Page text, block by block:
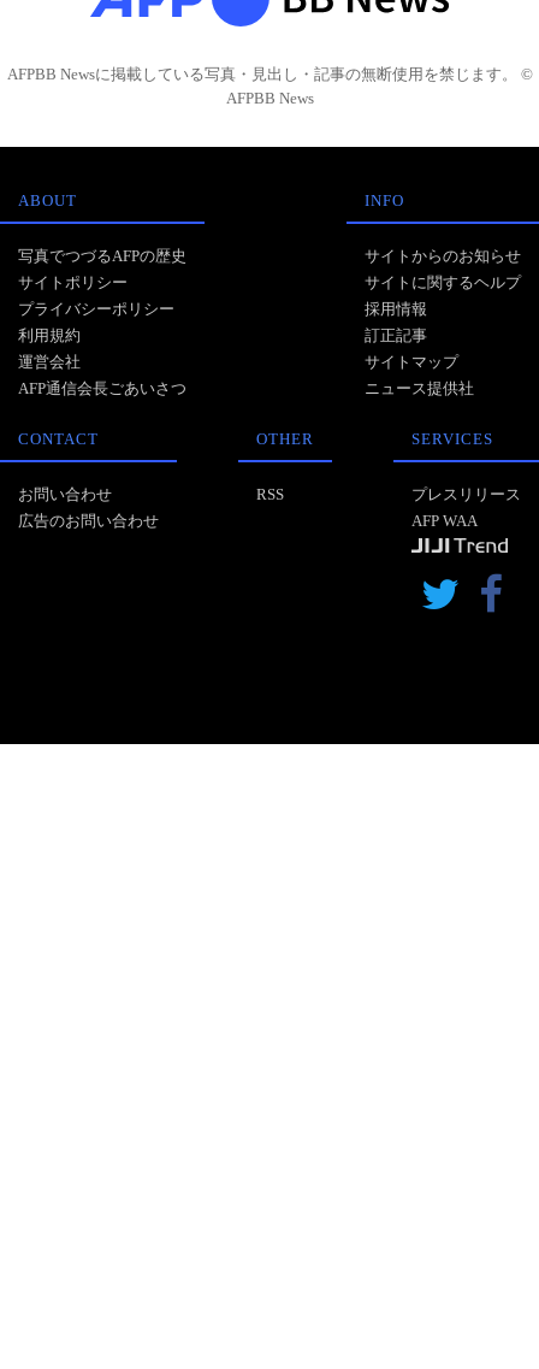
AFPBB Newsに掲載している写真・見出し・記事の無断使用を禁じます。 ©
AFPBB News
ABOUT
写真でつづるAFPの歴史
サイトポリシー
プライバシーポリシー
利用規約
運営会社
AFP通信会長ごあいさつ
INFO
サイトからのお知らせ
サイトに関するヘルプ
採用情報
訂正記事
サイトマップ
ニュース提供社
CONTACT
お問い合わせ
広告のお問い合わせ
OTHER
RSS
SERVICES
プレスリリース
AFP WAA